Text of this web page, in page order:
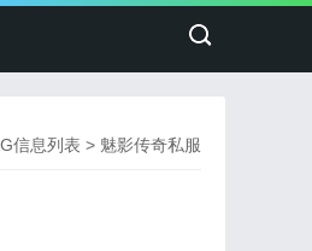
信息列表 > 魅影传奇私服